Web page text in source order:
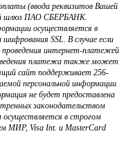
(ввода реквизитов Вашей
шлюз ПАО СБЕРБАНК.
осуществляется в
SSL. В случае если
интернет-платежей
платежа также может
сайт поддерживает 256-
персональной информации
не будет предоставлена
законодательством
в строгом
МИР, Visa Int. и MasterCard